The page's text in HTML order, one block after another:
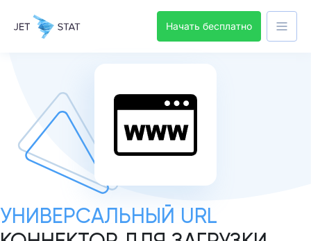
Начать бесплатно
УНИВЕРСАЛЬНЫЙ URL